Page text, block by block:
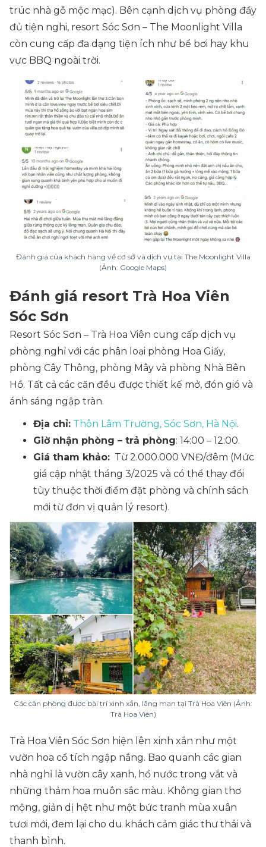
trúc nhà gỗ mộc mạc). Bên cạnh dịch vụ phòng đầy
đủ tiện nghi, resort Sóc Sơn – The Moonlight Villa
còn cung cấp đa dạng tiện ích như bể bơi hay khu
vực BBQ ngoài trời.
Đánh giá của khách hàng về cơ sở và dịch vụ tại The Moonlight Villa
(Ảnh: Google Maps)
Đánh giá resort Trà Hoa Viên
Sóc Sơn
Resort Sóc Sơn – Trà Hoa Viên cung cấp dịch vụ
phòng nghỉ với các phân loại phòng Hoa Giấy,
phòng Cây Thông, phòng Mây và phòng Nhà Bên
Hồ. Tất cả các căn đều được thiết kế mở, đón gió và
ánh sáng ngập tràn.
Địa chỉ: Thôn Lâm Trường, Sóc Sơn, Hà Nội.
Giờ nhận phòng – trả phòng: 14:00 – 12:00.
Giá tham khảo: Từ 2.000.000 VNĐ/đêm (Mức
giá cập nhật tháng 3/2025 và có thể thay đổi
tùy thuộc thời điểm đặt phòng và chính sách
mới từ đơn vị quản lý resort).
Các căn phòng được bài trí xinh xắn, lãng mạn tại Trà Hoa Viên (Ảnh:
Trà Hoa Viên)
Trà Hoa Viên Sóc Sơn hiện lên xinh xắn như một
vườn hoa cổ tích ngập nắng. Bao quanh các gian
nhà nghỉ là vườn cây xanh, hồ nước trong vắt và
những thảm hoa muôn sắc màu. Không gian thơ
mộng, giản dị hệt như một bức tranh mùa xuân
tươi mới, đem lại cho du khách cảm giác thư thái và
thanh bình.